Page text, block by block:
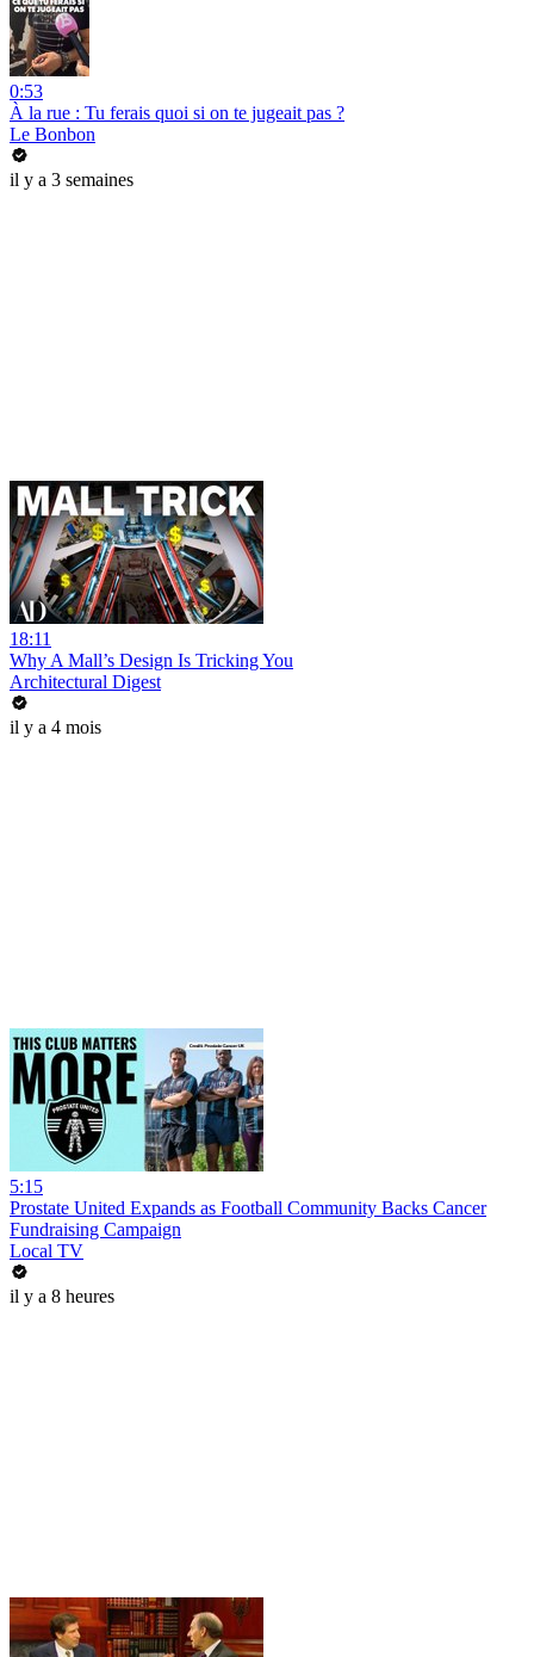
0:53
À la rue : Tu ferais quoi si on te jugeait pas ?
Le Bonbon
il y a 3 semaines
18:11
Why A Mall’s Design Is Tricking You
Architectural Digest
il y a 4 mois
5:15
Prostate United Expands as Football Community Backs Cancer
Fundraising Campaign
Local TV
il y a 8 heures